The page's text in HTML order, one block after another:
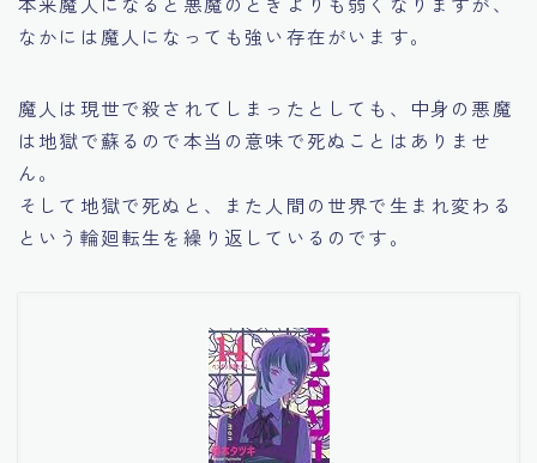
なかには魔人になっても強い存在がいます。
魔人は現世で殺されてしまったとしても、中身の悪魔
は地獄で蘇るので本当の意味で死ぬことはありませ
ん。
そして地獄で死ぬと、また人間の世界で生まれ変わる
という輪廻転生を繰り返しているのです。